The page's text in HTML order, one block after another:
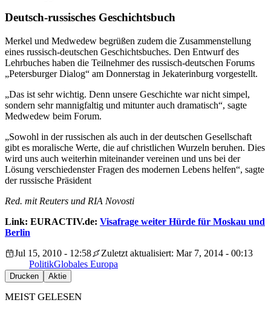
Deutsch-russisches Geschichtsbuch
Merkel und Medwedew begrüßen zudem die Zusammenstellung
eines russisch-deutschen Geschichtsbuches. Den Entwurf des
Lehrbuches haben die Teilnehmer des russisch-deutschen Forums
„Petersburger Dialog“ am Donnerstag in Jekaterinburg vorgestellt.
„Das ist sehr wichtig. Denn unsere Geschichte war nicht simpel,
sondern sehr mannigfaltig und mitunter auch dramatisch“, sagte
Medwedew beim Forum.
„Sowohl in der russischen als auch in der deutschen Gesellschaft
gibt es moralische Werte, die auf christlichen Wurzeln beruhen. Dies
wird uns auch weiterhin miteinander vereinen und uns bei der
Lösung verschiedenster Fragen des modernen Lebens helfen“, sagte
der russische Präsident
Red. mit Reuters und RIA Novosti
Link: EURACTIV.de: Visafrage weiter Hürde für Moskau und
Berlin
Jul 15, 2010 - 12:58
Zuletzt aktualisiert: Mar 7, 2014 - 00:13
PolitikGlobales Europa
Drucken Aktie
MEIST GELESEN